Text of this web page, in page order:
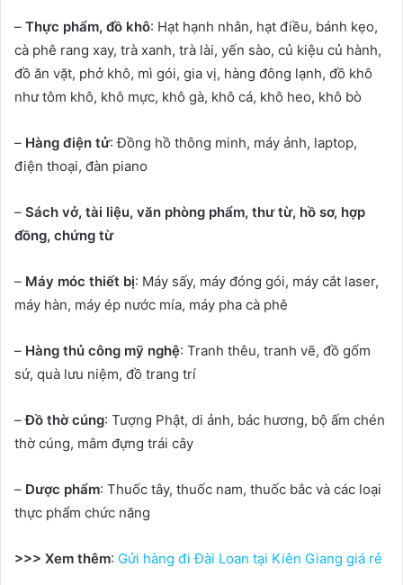
– Thực phẩm, đồ khô: Hạt hạnh nhân, hạt điều, bánh kẹo,
cà phê rang xay, trà xanh, trà lài, yến sào, củ kiệu củ hành,
đồ ăn vặt, phở khô, mì gói, gia vị, hàng đông lạnh, đồ khô
như tôm khô, khô mực, khô gà, khô cá, khô heo, khô bò
– Hàng điện tử: Đồng hồ thông minh, máy ảnh, laptop,
điện thoại, đàn piano
– Sách vở, tài liệu, văn phòng phẩm, thư từ, hồ sơ, hợp
đồng, chứng từ
– Máy móc thiết bị: Máy sấy, máy đóng gói, máy cắt laser,
máy hàn, máy ép nước mía, máy pha cà phê
– Hàng thủ công mỹ nghệ: Tranh thêu, tranh vẽ, đồ gốm
sứ, quà lưu niệm, đồ trang trí
–Đồ thờ cúng: Tượng Phật, di ảnh, bác hương, bộ ấm chén
thờ cúng, mâm đựng trái cây
– Dược phẩm: Thuốc tây, thuốc nam, thuốc bắc và các loại
thực phẩm chức năng
>>> Xem thêm: Gửi hàng đi Đài Loan tại Kiên Giang giá rẻ